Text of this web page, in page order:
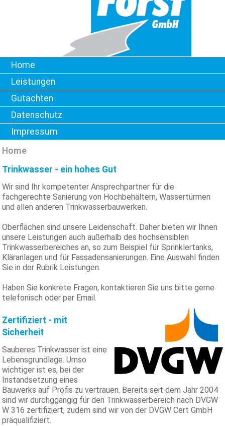
Home
Leistungen
Gutachten
Datenschutz
Impressum
Home
Trinkwasser - ein hohes Gut
Wir sind Ihr kompetenter Ansprechpartner für die
fachgerechte Sanierung von Hochbehältern, Wassertürmen
und allen anderen Trinkwasserbauwerken.
Oberflächen sind unsere Leidenschaft. Daher bieten wir Ihnen
unsere Leistungen auch außerhalb des hochsensiblen
Trinkwasserbereiches an, so zum Beispiel für Sprinklertanks,
Kläranlagen und für Fassadensanierungen. Eine Auswahl finden
Sie in der Rubrik Leistungen.
Haben Sie konkrete Fragen, kontaktieren Sie uns bitte gerne
telefonisch oder per Email.
Zertifiziert - mit
Sicherheit
Sauberes Trinkwasser ist eine
Lebensgrundlage. Umso
wichtiger ist es, bei der
Instandsetzung eines
Bauwerks auf Profis zu vertrauen. Bereits seit dem Jahr 2004
sind wir durchggängig für den Trinkwasserbereich nach DVGW
W 316 zertifiziert, zudem sind wir von der DVGW Cert GmbH
präqualifiziert.